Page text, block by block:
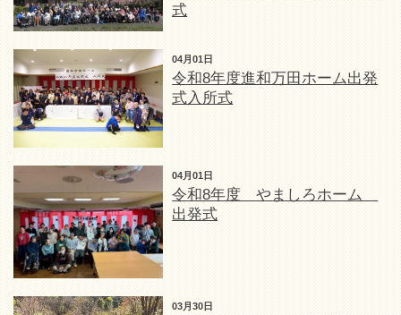
式
04月01日
令和8年度進和万田ホーム出発
式入所式
04月01日
令和8年度 やましろホーム
出発式
03月30日